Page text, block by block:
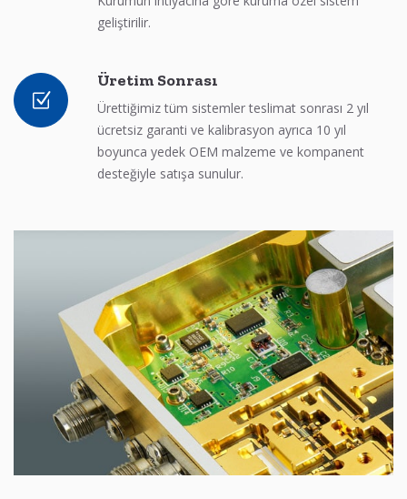
geliştirilir.
Üretim Sonrası
Ürettiğimiz tüm sistemler teslimat sonrası 2 yıl
ücretsiz garanti ve kalibrasyon ayrıca 10 yıl
boyunca yedek OEM malzeme ve kompanent
desteğiyle satışa sunulur.